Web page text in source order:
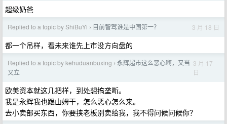
超级奶爸
Replied to a topic by ShiBuYi › 目前智驾谁是中国第一？ 3 月 18 日
都一个吊样，看未来谁先上市没方向盘的
Replied to a topic by kehuduanbuxing › 永辉超市这么恶心啊，又当
又立
3 月 17
日
欧美资本就这几把样，到处想搞垄断。
我是永辉我也跟山姆干，怎么恶心怎么来。
去小卖部买东西，你要挟老板别卖给我，我不得问候问候你？